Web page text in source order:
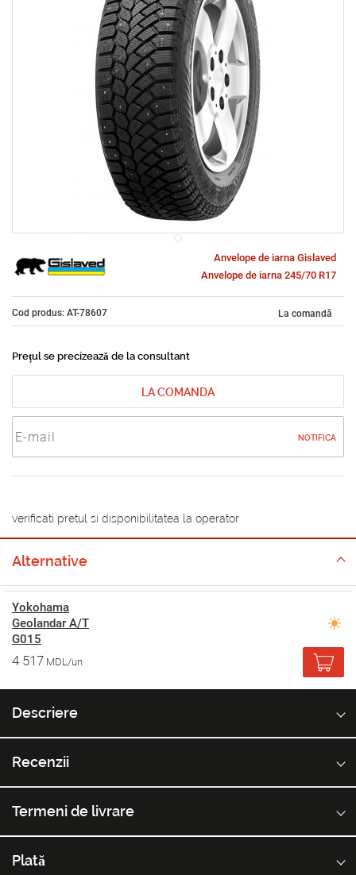
Anvelope de iarna Gislaved
Anvelope de iarna 245/70 R17
Cod produs: AT-78607 La comandă
Prețul se precizează de la consultant
LA COMANDA
NOTIFICA
verificati pretul si disponibilitatea la operator
Alternative
Yokohama
Geolandar A/T
G015
4 517 MDL/un
Descriere
Recenzii
Termeni de livrare
Plată